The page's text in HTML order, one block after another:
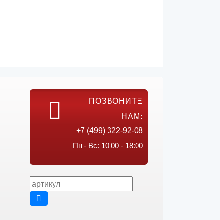
ПОЗВОНИТЕ
НАМ:
+7 (499) 322-92-08
Пн - Вс: 10:00 - 18:00